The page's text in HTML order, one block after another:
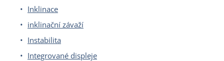
Inklinace
inklinační závaží
Instabilita
Integrované displeje